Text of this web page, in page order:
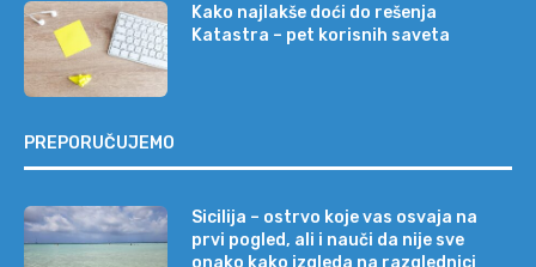
Kako najlakše doći do rešenja
Katastra – pet korisnih saveta
PREPORUČUJEMO
Sicilija – ostrvo koje vas osvaja na
prvi pogled, ali i nauči da nije sve
onako kako izgleda na razglednici